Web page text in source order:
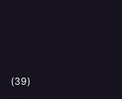
(39)